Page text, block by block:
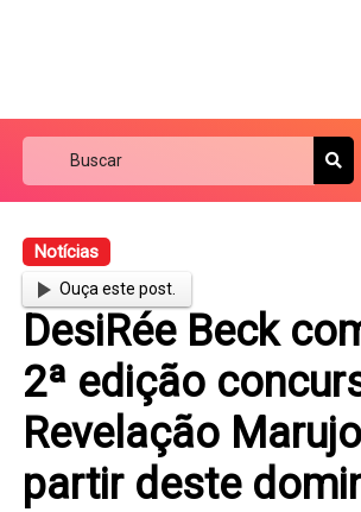
Notícias
Ouça este post.
DesiRée Beck
2ª edição
Revelação
partir deste